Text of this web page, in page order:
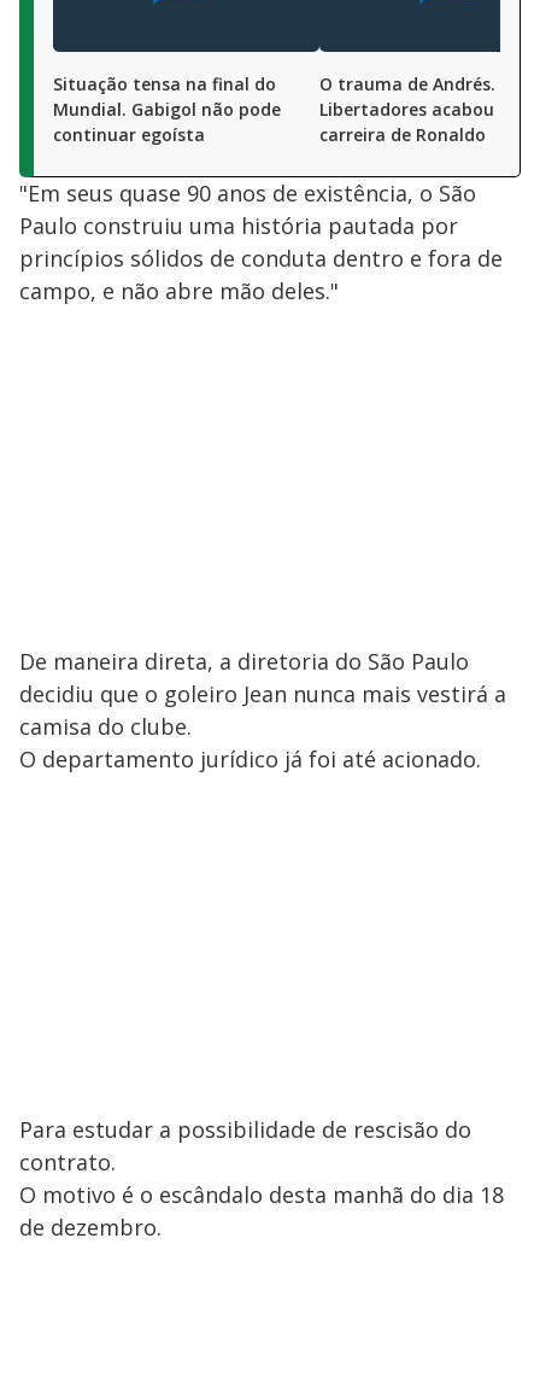
Situação tensa na final do
Mundial. Gabigol não pode
continuar egoísta
O trauma de Andrés. Pré-
Libertadores acabou com
carreira de Ronaldo
"Em seus quase 90 anos de existência, o São
Paulo construiu uma história pautada por
princípios sólidos de conduta dentro e fora de
campo, e não abre mão deles."
De maneira direta, a diretoria do São Paulo
decidiu que o goleiro Jean nunca mais vestirá a
camisa do clube.
O departamento jurídico já foi até acionado.
Para estudar a possibilidade de rescisão do
contrato.
O motivo é o escândalo desta manhã do dia 18
de dezembro.